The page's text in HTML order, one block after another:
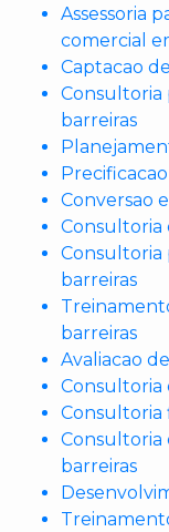
Assessoria
comercial
Captacao
Consultoria
barreiras
Conversao
Consultoria
Consultoria
barreiras
barreiras
Avaliacao
Consultoria
Consultoria
Consultoria
barreiras